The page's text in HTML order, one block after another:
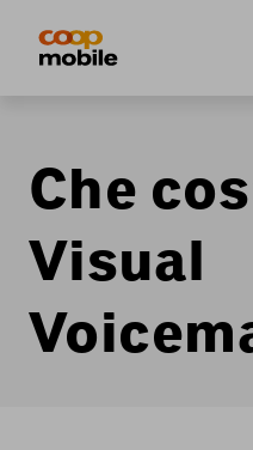
principale
Che
Visual